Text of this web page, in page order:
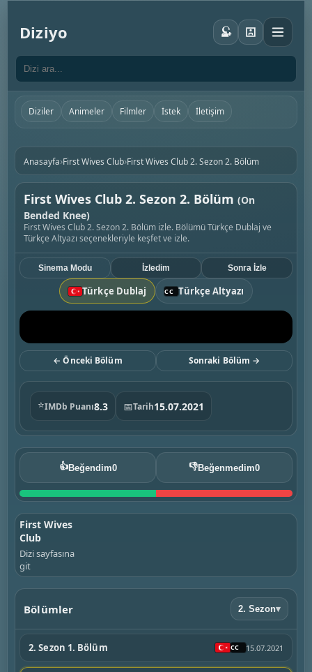
Diziyo
Diziler Animeler Filmler İstek İletişim
Anasayfa›First Wives Club›First Wives Club 2. Sezon 2. Bölüm
First Wives Club 2. Sezon 2. Bölüm (On
Bended Knee)
First Wives Club 2. Sezon 2. Bölüm izle. Bölümü Türkçe Dublaj ve
Türkçe Altyazı seçenekleriyle keşfet ve izle.
Türkçe Dublaj Türkçe Altyazı
Sinema Modu İzledim Sonra İzle
← Önceki Bölüm Sonraki Bölüm →
⭐IMDb Puanı8.3 📅Tarih15.07.2021
👍Beğendim0 👎Beğenmedim0
First Wives
Club
Dizi sayfasına
git
Bölümler 2. Sezon▾
2. Sezon 1. Bölüm 15.07.2021